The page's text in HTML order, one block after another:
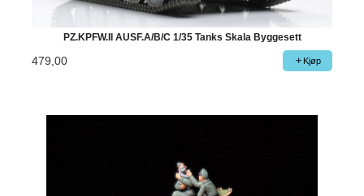
PZ.KPFW.II AUSF.A/B/C 1/35 Tanks Skala Byggesett
479,00 Kjøp